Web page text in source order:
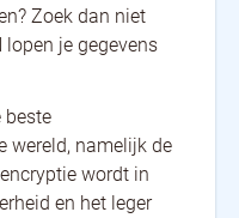
Zoek dan niet
lopen je gegevens
beste
wereld, namelijk de
wordt in
en het leger